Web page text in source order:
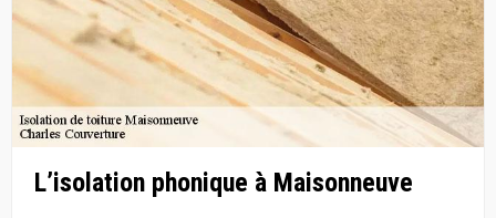
L’isolation phonique à Maisonneuve